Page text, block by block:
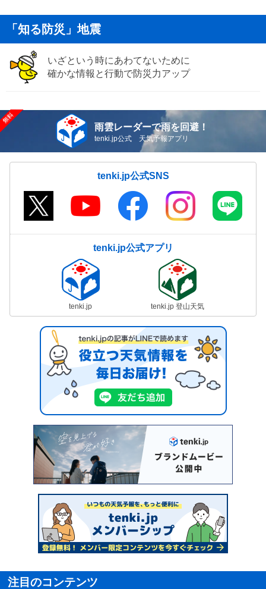
「知る防災」地震
いざという時にあわてないために
確かな情報と行動で防災力アップ
雨雲レーダーで雨を回避！
tenki.jp公式 天気予報アプリ
tenki.jp公式SNS
tenki.jp公式アプリ
tenki.jp tenki.jp 登山天気
注目のコンテンツ